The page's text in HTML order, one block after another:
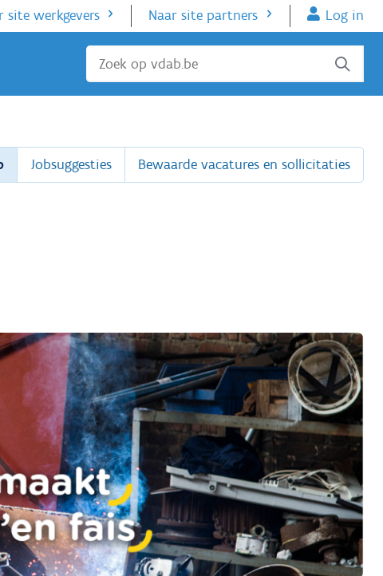
site werkgevers Naar site partners Log in
Sluiten
Jobsuggesties Bewaarde vacatures en sollicitaties